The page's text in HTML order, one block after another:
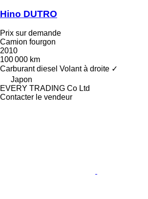
Hino DUTRO
Prix sur demande
Camion fourgon
2010
100 000 km
Carburant diesel Volant à droite ✓
Japon
EVERY TRADING Co Ltd
Contacter le vendeur